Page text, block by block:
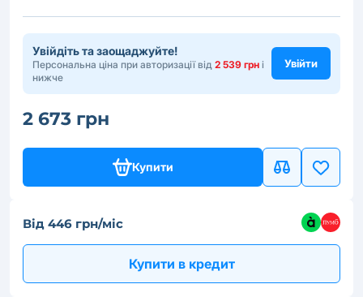
Увійдіть та заощаджуйте!
Персональна ціна при авторизації від 2 539 грн і
нижче
Увійти
2 673 грн
Купити
Від 446 грн/міс
Купити в кредит